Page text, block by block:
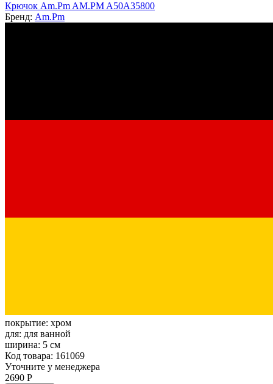
Крючок Am.Pm AM.PM A50A35800
Бренд: Am.Pm
покрытие: хром
для: для ванной
ширина: 5 см
Код товара: 161069
Уточните у менеджера
2690 Р